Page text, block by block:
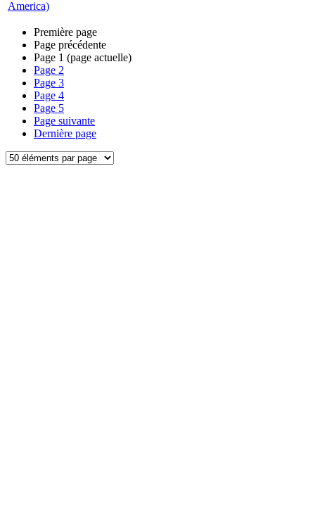
America)
Première page
Page précédente
Page 1 (page actuelle)
Page 2
Page 3
Page 4
Page 5
Page suivante
Dernière page